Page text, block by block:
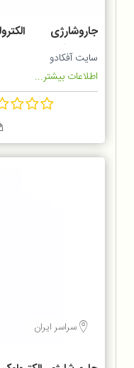
جاروشارژی
ZB6214IGM
سایت آفکادو
اطلاعات بیشتر...
سراسر ایران